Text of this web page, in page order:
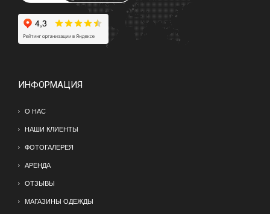
ИНФОРМАЦИЯ
О НАС
НАШИ КЛИЕНТЫ
ФОТОГАЛЕРЕЯ
АРЕНДА
ОТЗЫВЫ
МАГАЗИНЫ ОДЕЖДЫ